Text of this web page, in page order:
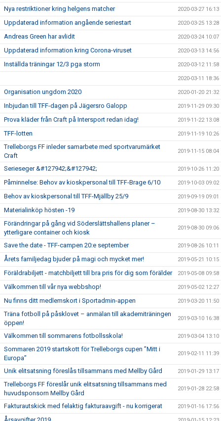
Nya restriktioner kring helgens matcher 2020-03-27 16:13
Uppdaterad information angående seriestart 2020-03-25 13:28
Andreas Green har avlidit 2020-03-24 10:07
Uppdaterad information kring Corona-viruset 2020-03-13 14:56
Inställda träningar 12/3 pga storm 2020-03-12 11:58
2020-03-11 18:36
Organisation ungdom 2020 2020-01-20 21:32
Inbjudan till TFF-dagen på Jägersro Galopp 2019-11-29 09:30
Prova kläder från Craft på Intersport redan idag! 2019-11-22 13:08
TFF-lotten 2019-11-19 10:26
Trelleborgs FF inleder samarbete med sportvarumärket
Craft
2019-11-15 08:04
Serieseger &#127942;&#127942; 2019-10-26 11:20
Påminnelse: Behov av kioskpersonal till TFF-Brage 6/10 2019-10-03 09:02
Behov av kioskpersonal till TFF-Mjällby 25/9 2019-09-19 09:01
Materialinköp hösten -19 2019-08-30 13:32
Förändringar på gång vid Söderslättshallens planer –
ytterligare container och kiosk
2019-08-30 09:06
Save the date - TFF-campen 20:e september 2019-08-26 10:11
Årets familjedag bjuder på magi och mycket mer! 2019-05-21 10:15
Föräldrabiljett - matchbiljett till bra pris för dig som förälder 2019-05-08 09:58
Välkommen till vår nya webbshop! 2019-05-02 12:27
Nu finns ditt medlemskort i Sportadmin-appen 2019-03-20 11:50
Träna fotboll på påsklovet – anmälan till akademiträningen
öppen!
2019-03-10 16:38
Välkommen till sommarens fotbollsskola! 2019-03-04 13:10
Sommaren 2019 startskott för Trelleborgs cupen ”Mitt i
Europa”
2019-02-11 11:39
Unik elitsatsning föreslås tillsammans med Mellby Gård 2019-01-29 13:17
Trelleborgs FF föreslår unik elitsatsning tillsammans med
huvudsponsorn Mellby Gård
2019-01-28 22:58
Fakturautskick med felaktig fakturaavgift - nu korrigerat 2019-01-16 17:56